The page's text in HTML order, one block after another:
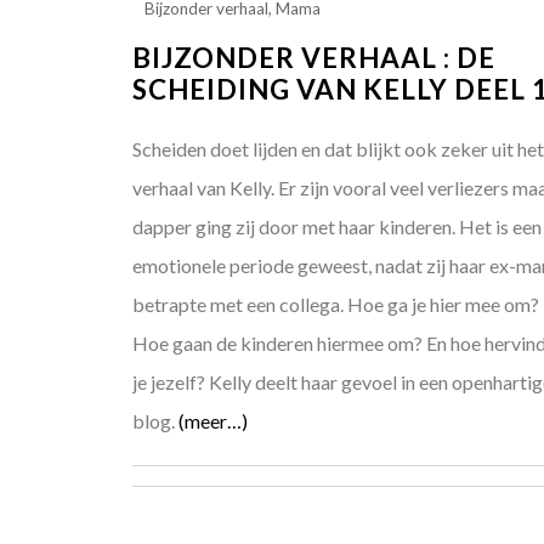
Bijzonder verhaal,Mama
BIJZONDER VERHAAL : DE
SCHEIDING VAN KELLY DEEL
Scheiden doet lijden en dat blijkt ook zeker uit het
verhaal van Kelly. Er zijn vooral veel verliezers
dapper ging zij door met haar kinderen. Het is een
emotionele periode geweest, nadat zij haar ex-
betrapte met een collega. Hoe ga je hier mee om?
Hoe gaan de kinderen hiermee om? En hoe hervind
je jezelf? Kelly deelt haar gevoel in een
blog.(meer…)